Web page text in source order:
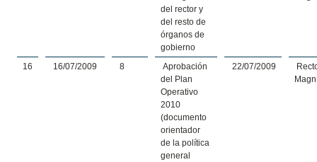
del rector y
del resto de
órganos de
gobierno
16 16/07/2009 8
Aprobación
del Plan
Operativo
2010
(documento
orientador
de la política
general
22/07/2009